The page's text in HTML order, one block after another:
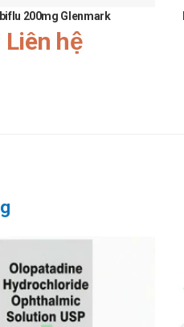
phù mạch; ban đỏ đa hình.
200mg Glenmark
Liên hệ